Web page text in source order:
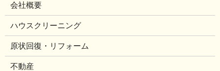
会社概要
ハウスクリーニング
原状回復・リフォーム
不動産